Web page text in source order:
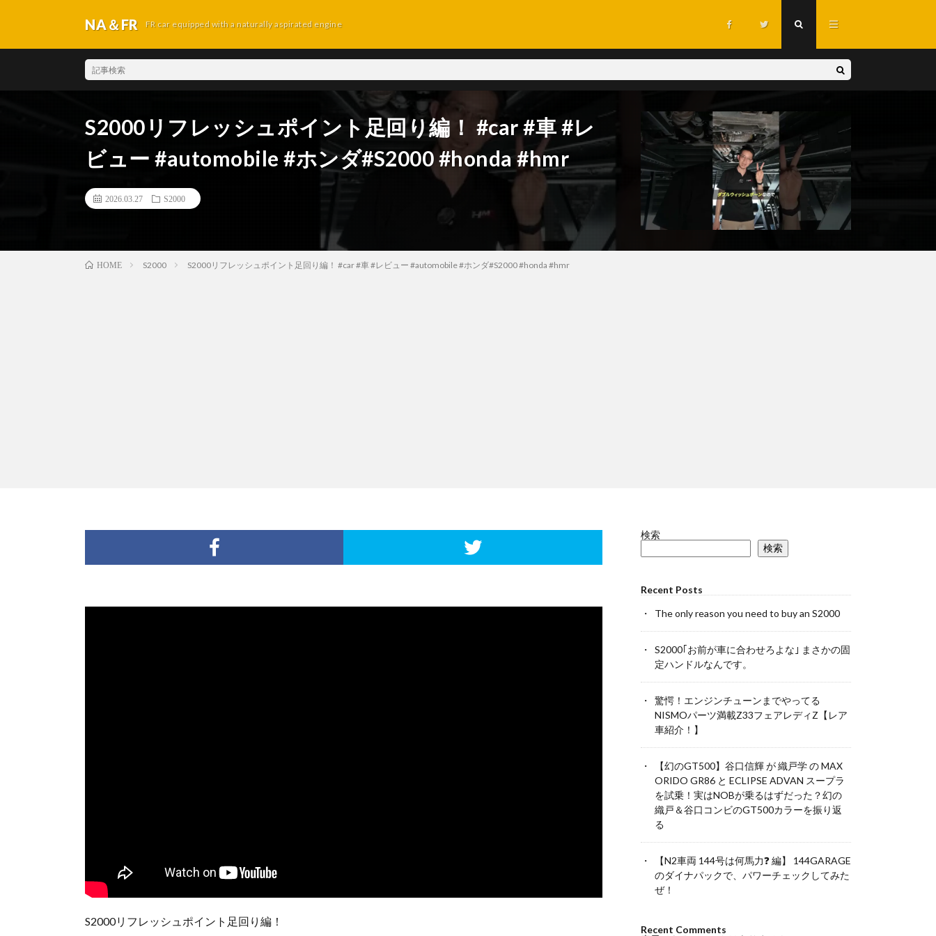
NA＆FR FR car equipped with a naturally aspirated engine
S2000リフレッシュポイント足回り編！ #car #車 #レ
ビュー #automobile #ホンダ#S2000 #honda #hmr
2026.03.27 S2000
HOME S2000 S2000リフレッシュポイント足回り編！ #car #車 #レビュー #automobile #ホンダ#S2000 #honda #hmr
S2000リフレッシュポイント足回り編！
検索
検索
Recent Posts
The only reason you need to buy an S2000
S2000｢お前が車に合わせろよな｣ まさかの固
定ハンドルなんです。
驚愕！エンジンチューンまでやってる
NISMOパーツ満載Z33フェアレディZ【レア
車紹介！】
【幻のGT500】谷口信輝 が 織戸学 の MAX
ORIDO GR86 と ECLIPSE ADVAN スープラ
を試乗！実はNOBが乗るはずだった？幻の
織戸＆谷口コンビのGT500カラーを振り返
る
【N2車両 144号は何馬力❓ 編】 144GARAGE
のダイナパックで、パワーチェックしてみた
ぜ！
Recent Comments